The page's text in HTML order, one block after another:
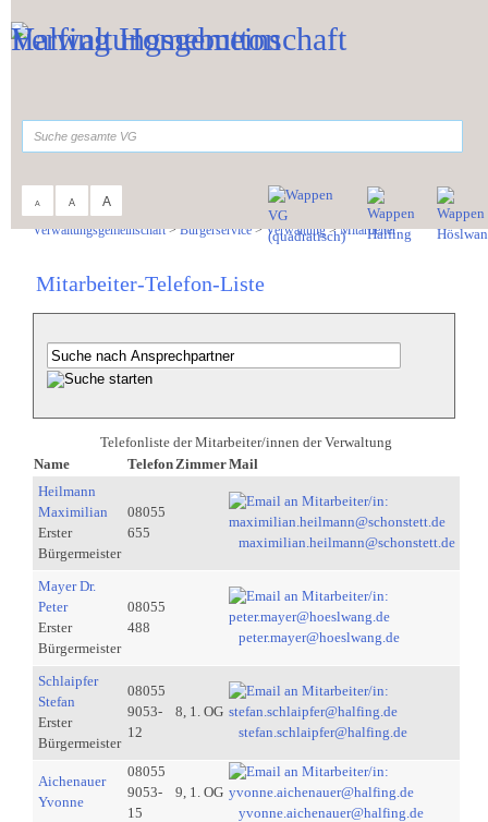
A A A
Verwaltungsgemeinschaft>Bürgerservice>Verwaltung>Mitarbeiter
Mitarbeiter-Telefon-Liste
Telefonliste der Mitarbeiter/innen der Verwaltung
Name
Telefon ZimmerMail
Heilmann
Maximilian
Erster
Bürgermeister
08055
655
maximilian.heilmann@schonstett.de
Mayer Dr.
Peter
Erster
Bürgermeister
08055
488
peter.mayer@hoeslwang.de
Schlaipfer
Stefan
Erster
Bürgermeister
08055
9053-
12
8, 1. OG
stefan.schlaipfer@halfing.de
Aichenauer
Yvonne
08055
9053-
15
9, 1. OG
yvonne.aichenauer@halfing.de